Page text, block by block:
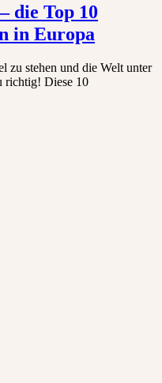
die Top 10
in Europa
zu stehen und die Welt unter
richtig! Diese 10